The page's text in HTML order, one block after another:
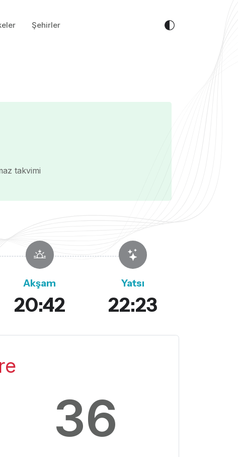
Şehirler
takvimi
Akşam
20:42
Yatsı
22:23
35